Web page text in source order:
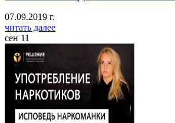
07.09.2019 г.
читать далее
сен 11